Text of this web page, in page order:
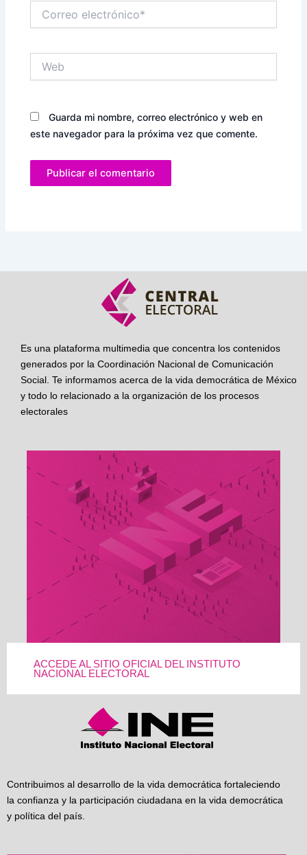
electrónico*
Guarda mi nombre, correo electrónico y web en
este navegador para la próxima vez que comente.
Es una plataforma multimedia que concentra los contenidos
generados por la Coordinación Nacional de Comunicación
Social. Te informamos acerca de la vida democrática de México
y todo lo relacionado a la organización de los procesos
electorales
ACCEDE AL SITIO OFICIAL DEL INSTITUTO
NACIONAL ELECTORAL
Contribuimos al desarrollo de la vida democrática fortaleciendo
la confianza y la participación ciudadana en la vida democrática
y política del país.